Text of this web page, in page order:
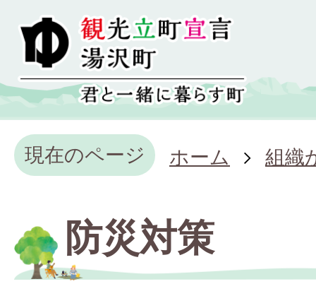
現在のページ ホーム 組織
防災対策